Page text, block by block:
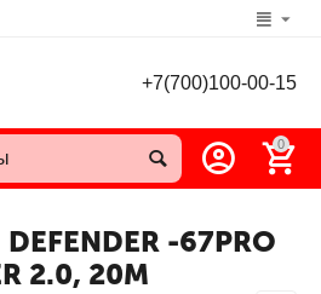
+7(700)100-00-15
0
-67PRO
2.0, 20М